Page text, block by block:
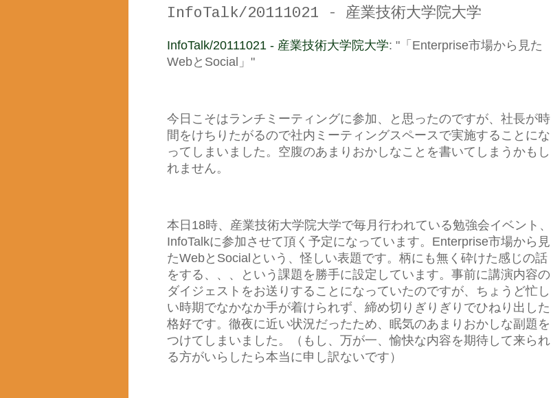
InfoTalk/20111021 - 産業技術大学院大学
InfoTalk/20111021 - 産業技術大学院大学: "「Enterprise市場から見た
WebとSocial」"
今日こそはランチミーティングに参加、と思ったのですが、社長が時
間をけちりたがるので社内ミーティングスペースで実施することにな
ってしまいました。空腹のあまりおかしなことを書いてしまうかもし
れません。
本日18時、産業技術大学院大学で毎月行われている勉強会イベント、
InfoTalkに参加させて頂く予定になっています。Enterprise市場から見
たWebとSocialという、怪しい表題です。柄にも無く砕けた感じの話
をする、、、という課題を勝手に設定しています。事前に講演内容の
ダイジェストをお送りすることになっていたのですが、ちょうど忙し
い時期でなかなか手が着けられず、締め切りぎりぎりでひねり出した
格好です。徹夜に近い状況だったため、眠気のあまりおかしな副題を
つけてしまいました。（もし、万が一、愉快な内容を期待して来られ
る方がいらしたら本当に申し訳ないです）